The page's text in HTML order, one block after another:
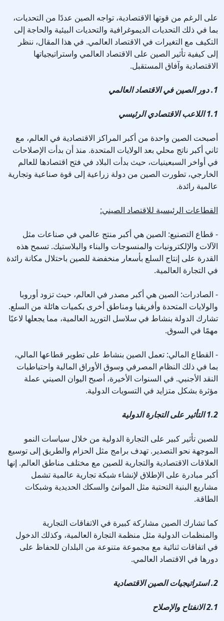
على الرغم من قوتها الاقتصادية، تواجه الصين عددًا من التحديات،
بما في ذلك التحديات الديموغرافية والتحديات البيئية والحاجة إلى
التكيف مع التغيرات في الاقتصاد العالمي. في هذا المقال، ننظر
إلى كيفية تأثير الصين على الاقتصاد العالمي واستراتيجياتها
الاقتصادية وآفاق المستقبل.
1. دور الصين في الاقتصاد العالمي
1.1 اللاعب الاقتصادي الرئيسي
أصبحت الصين واحدة من أكبر المراكز الاقتصادية في العالم، مع
ثاني أكبر ناتج محلي بعد الولايات المتحدة. منذ أن بدأت الإصلاحات
في أواخر السبعينيات، حيث بدأت البلاد في فتح اقتصادها للعالم
الخارجي، تطورت الصين من دولة زراعية إلى قوة صناعية وتجارية
عالمية رائدة.
القطاعات الرئيسية للاقتصاد الصيني:
- قطاع التصنيع: الصين هي أكبر منتج عالمي في صناعات مثل
الآلات والإلكترونيات والمنسوجات والبناء والبلاستيك. تسمح هذه
القدرة على إنتاج السلع بأسعار منخفضة للصين باحتلال مكانة رائدة
في التجارة العالمية.
- الصادرات: الصين هي أكبر مصدر في العالم، حيث تزود أوروبا
والولايات المتحدة وأفريقيا ومناطق أخرى بكميات هائلة من السلع.
تشارك الدولة بنشاط في سلاسل التوريد العالمية، مما يجعلها لاعبًا
مهمًا في السوق.
- القطاع المالي: تعمل الصين بنشاط على تطوير قطاعها المالي،
بما في ذلك النظام المصرفي وسوق الأوراق المالية واحتياطيات
النقد الأجنبي. في السنوات الأخيرة، أصبح اليوان الصيني عملة
مؤثرة بشكل متزايد في التسويات الدولية.
1.2 التأثير على التجارة الدولية
للصين تأثير كبير على التجارة الدولية من خلال سياسات النمو
الموجهة نحو التصدير. تهدف برامج مثل الحزام والطريق إلى توسيع
العلاقات الاقتصادية والتجارية للصين مع مختلف مناطق العالم. إنها
أكبر مبادرة على الإطلاق لإنشاء شبكة تجارية عالمية تشمل
مشاريع البنية التحتية مثل الموانئ والسكك الحديدية وشبكات
الطاقة.
كما تشارك الصين مشاركة كبيرة في الاتفاقات التجارية
والمنظمات الدولية مثل منظمة التجارة العالمية، وكذلك الدخول
في اتفاقات ثنائية مع مجموعة متنوعة من البلدان للحفاظ على
دورها في الاقتصاد العالمي.
2. استراتيجيات الصين الاقتصادية
2.1 الانفتاح والإصلاح